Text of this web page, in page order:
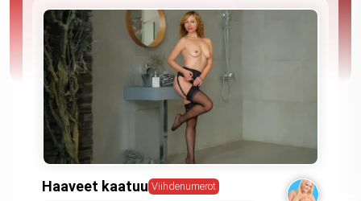
Haaveet kaatuu Viihdenumerot